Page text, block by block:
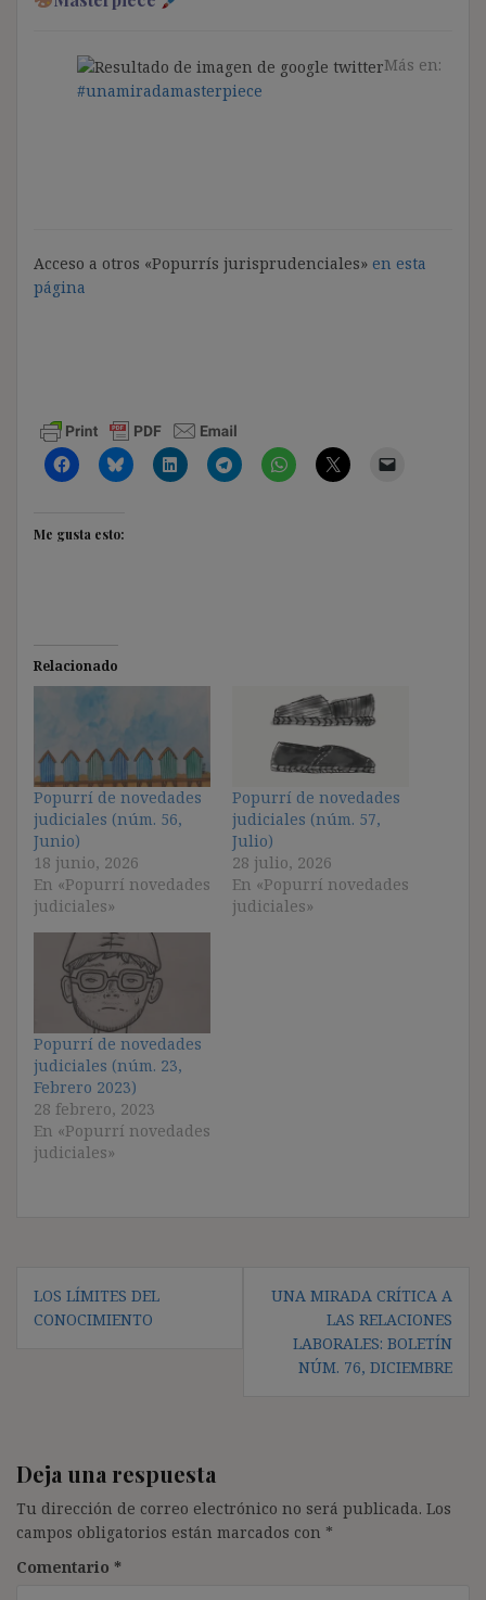
Más en:
#unamiradamasterpiece
Acceso a otros «Popurrís jurisprudenciales» en esta
página
Me gusta esto:
Relacionado
Popurrí de novedades
judiciales (núm. 56,
Junio)
18 junio, 2026
En «Popurrí novedades
judiciales»
Popurrí de novedades
judiciales (núm. 57,
Julio)
28 julio, 2026
En «Popurrí novedades
judiciales»
Popurrí de novedades
judiciales (núm. 23,
Febrero 2023)
28 febrero, 2023
En «Popurrí novedades
judiciales»
Navegación
de
LOS LÍMITES DEL
CONOCIMIENTO
UNA MIRADA CRÍTICA A
LAS RELACIONES
LABORALES: BOLETÍN
NÚM. 76, DICIEMBRE
Deja una respuesta
Tu dirección de correo electrónico no será publicada. Los
campos obligatorios están marcados con *
Comentario *